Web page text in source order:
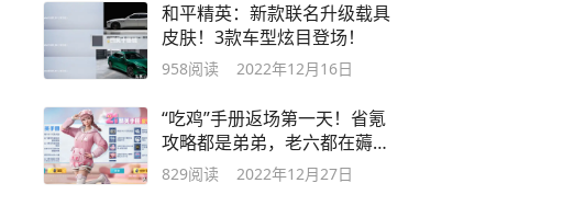
和平精英：新款联名升级载具
皮肤！3款车型炫目登场！
958阅读 2022年12月16日
“吃鸡”手册返场第一天！省氪
攻略都是弟弟，老六都在薅羊
毛！
829阅读 2022年12月27日